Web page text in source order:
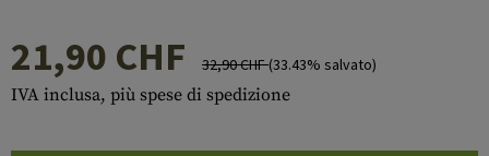
21,90 CHF 32,90 CHF(33.43% salvato)
IVA inclusa, più spese di spedizione